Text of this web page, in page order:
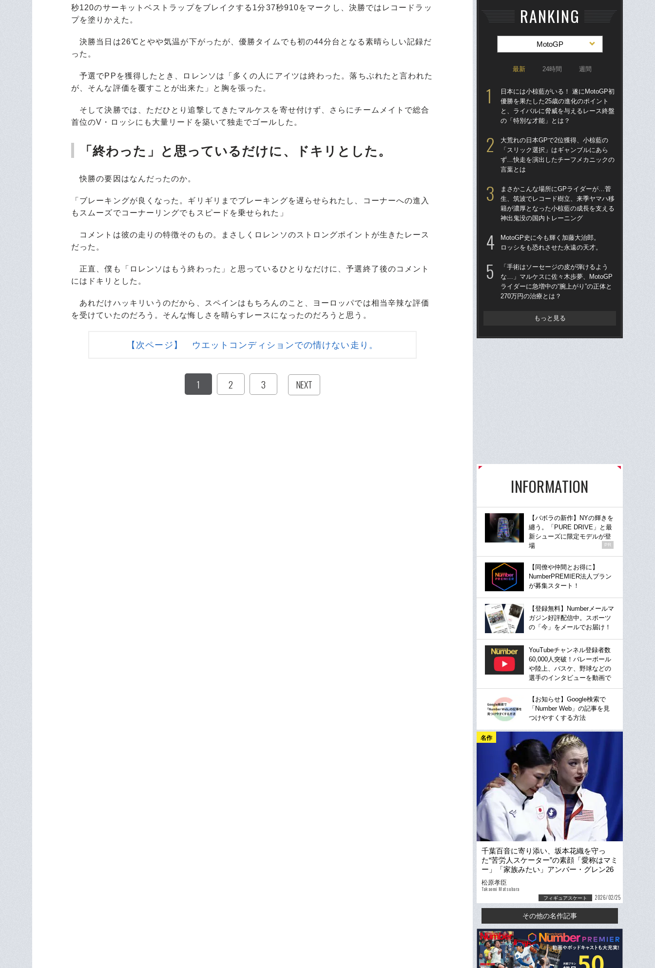
秒120のサーキットベストラップをブレイクする1分37秒910をマークし、決勝ではレコードラッ
プを塗りかえた。
決勝当日は26℃とやや気温が下がったが、優勝タイムでも初の44分台となる素晴らしい記録だ
った。
予選でPPを獲得したとき、ロレンソは「多くの人にアイツは終わった。落ちぶれたと言われた
が、そんな評価を覆すことが出来た」と胸を張った。
そして決勝では、ただひとり追撃してきたマルケスを寄せ付けず、さらにチームメイトで総合
首位のV・ロッシにも大量リードを築いて独走でゴールした。
「終わった」と思っているだけに、ドキリとした。
快勝の要因はなんだったのか。
「ブレーキングが良くなった。ギリギリまでブレーキングを遅らせられたし、コーナーへの進入
もスムーズでコーナーリングでもスピードを乗せられた」
コメントは彼の走りの特徴そのもの。まさしくロレンソのストロングポイントが生きたレース
だった。
正直、僕も「ロレンソはもう終わった」と思っているひとりなだけに、予選終了後のコメント
にはドキリとした。
あれだけハッキリいうのだから、スペインはもちろんのこと、ヨーロッパでは相当辛辣な評価
を受けていたのだろう。そんな悔しさを晴らすレースになったのだろうと思う。
【次ページ】 ウエットコンディションでの情けない走り。
1 2 3 NEXT
RANKING
MotoGP
最新 24時間 週間
日本には小椋藍がいる！ 遂にMotoGP初
優勝を果たした25歳の進化のポイント
と、ライバルに脅威を与えるレース終盤
の「特別な才能」とは？
大荒れの日本GPで2位獲得、小椋藍の
「スリック選択」はギャンブルにあら
ず…快走を演出したチーフメカニックの
言葉とは
まさかこんな場所にGPライダーが…菅
生、筑波でレコード樹立、来季ヤマハ移
籍が濃厚となった小椋藍の成長を支える
神出鬼没の国内トレーニング
MotoGP史に今も輝く加藤大治郎。
ロッシをも恐れさせた永遠の天才。
「手術はソーセージの皮が弾けるよう
な…」マルケスに佐々木歩夢、MotoGP
ライダーに急増中の“腕上がり”の正体と
270万円の治療とは？
もっと見る
INFORMATION
【バボラの新作】NYの輝きを
纏う。「PURE DRIVE」と最
新シューズに限定モデルが登
場
PR
【同僚や仲間とお得に】
NumberPREMIER法人プラン
が募集スタート！
【登録無料】Numberメールマ
ガジン好評配信中。スポーツ
の「今」をメールでお届け！
YouTubeチャンネル登録者数
60,000人突破！バレーボール
や陸上、バスケ、野球などの
選手のインタビューを動画で
【お知らせ】Google検索で
「Number Web」の記事を見
つけやすくする方法
名作
千葉百音に寄り添い、坂本花織を守っ
た“苦労人スケーター”の素顔「愛称はマミ
ー」「家族みたい」アンバー・グレン26
歳を日本選手も米国若手も慕う理由
松原孝臣
Takaomi Matsubara
フィギュアスケート 2026/02/25
その他の名作記事